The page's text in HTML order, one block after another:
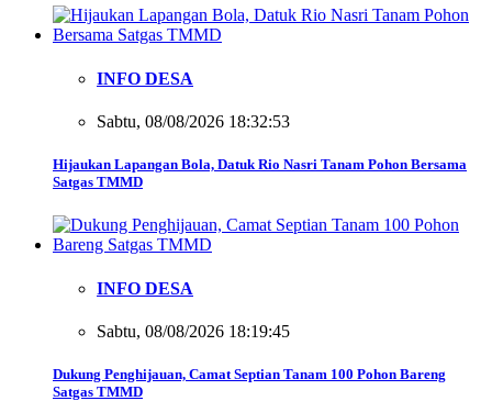
INFO DESA
Sabtu, 08/08/2026 18:32:53
Hijaukan Lapangan Bola, Datuk Rio Nasri Tanam Pohon Bersama
Satgas TMMD
INFO DESA
Sabtu, 08/08/2026 18:19:45
Dukung Penghijauan, Camat Septian Tanam 100 Pohon Bareng
Satgas TMMD